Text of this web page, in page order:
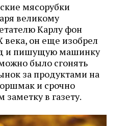
мясорубки
великому
Карлу фон
века, он еще изобрел
и пишущую машинку
было сгонять
за продуктами на
и срочно
заметку в газету.